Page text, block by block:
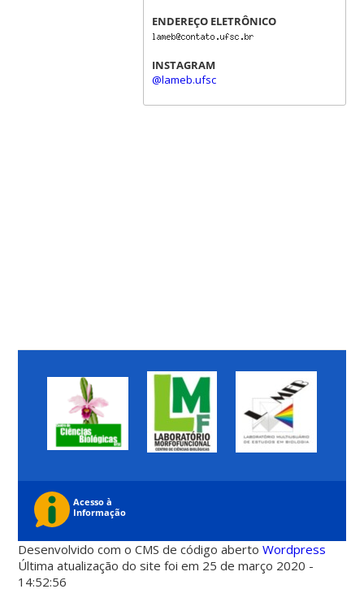
ENDEREÇO ELETRÔNICO
INSTAGRAM
@lameb.ufsc
Desenvolvido com o CMS de código abertoWordpress
Última atualização do site foi em 25 de março 2020 -
14:52:56